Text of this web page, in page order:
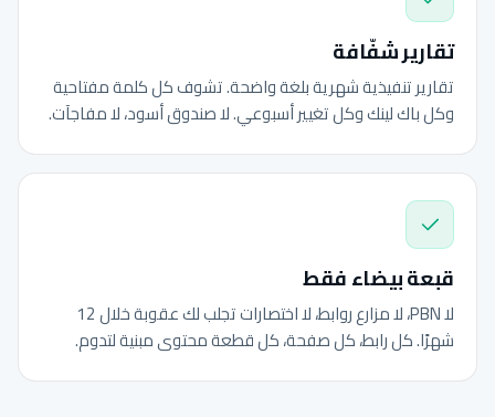
تقارير شفّافة
تقارير تنفيذية شهرية بلغة واضحة. تشوف كل كلمة مفتاحية
وكل باك لينك وكل تغيير أسبوعي. لا صندوق أسود، لا مفاجآت.
قبعة بيضاء فقط
لا PBN، لا مزارع روابط، لا اختصارات تجلب لك عقوبة خلال 12
شهرًا. كل رابط، كل صفحة، كل قطعة محتوى مبنية لتدوم.